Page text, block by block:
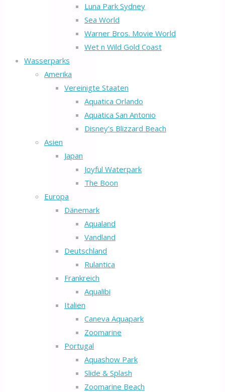
Luna Park Sydney
Sea World
Warner Bros. Movie World
Wet n Wild Gold Coast
Wasserparks
Amerika
Vereinigte Staaten
Aquatica Orlando
Aquatica San Antonio
Disney’s Blizzard Beach
Asien
Japan
Joyful Waterpark
The Boon
Europa
Dänemark
Aqualand
Vandland
Deutschland
Rulantica
Frankreich
Aqualibi
Italien
Caneva Aquapark
Zoomarine
Portugal
Aquashow Park
Slide & Splash
Zoomarine Beach